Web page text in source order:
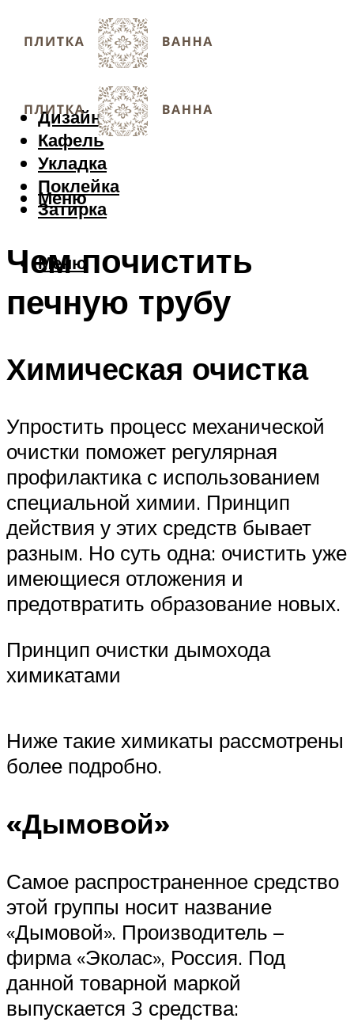
Дизайн
Кафель
Укладка
Поклейка
Затирка
Меню
Меню
Чем почистить
печную трубу
Химическая очистка
Упростить процесс механической
очистки поможет регулярная
профилактика с использованием
специальной химии. Принцип
действия у этих средств бывает
разным. Но суть одна: очистить уже
имеющиеся отложения и
предотвратить образование новых.
Принцип очистки дымохода
химикатами
Ниже такие химикаты рассмотрены
более подробно.
«Дымовой»
Самое распространенное средство
этой группы носит название
«Дымовой». Производитель –
фирма «Эколас», Россия. Под
данной товарной маркой
выпускается 3 средства: